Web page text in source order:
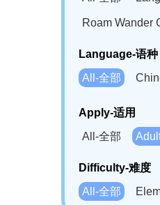
Roam Wander
Language-语种
All-全部
Bahasa
Swahili(SW)-
Apply-适用
All-全部
Difficulty-难度
All-全部